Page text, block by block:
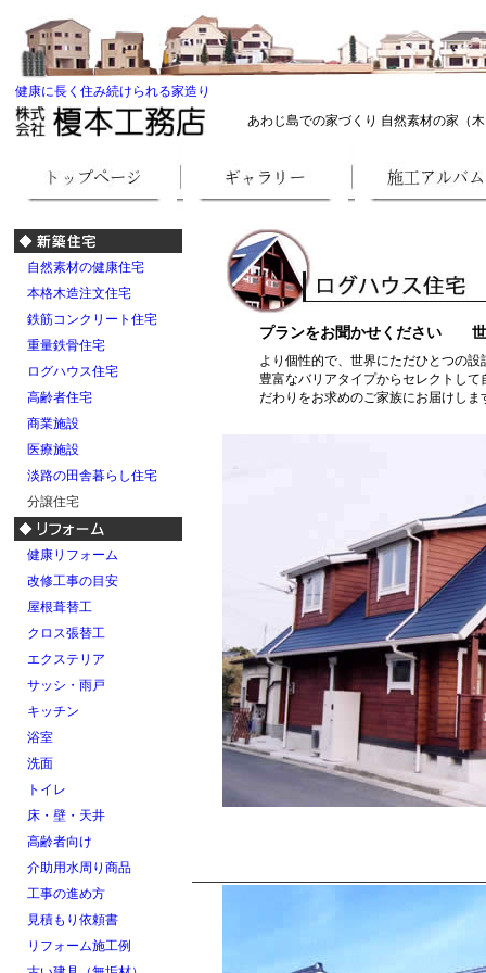
健康に長く住み続けられる家造り
あわじ島での家づくり 自然素材の家（木
自然素材の健康住宅
本格木造注文住宅
鉄筋コンクリート住宅
重量鉄骨住宅
ログハウス住宅
高齢者住宅
商業施設
医療施設
淡路の田舎暮らし住宅
分譲住宅
健康リフォーム
改修工事の目安
屋根葺替工
クロス張替工
エクステリア
サッシ・雨戸
キッチン
浴室
洗面
トイレ
床・壁・天井
高齢者向け
介助用水周り商品
工事の進め方
見積もり依頼書
リフォーム施工例
プランをお聞かせください 世
より個性的で、世界にただひとつの
豊富なバリアタイプからセレクトし
だわりをお求めのご家族にお届けしま